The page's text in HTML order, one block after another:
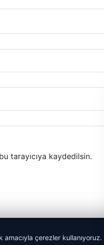
tarayıcıya kaydedilsin.
amacıyla çerezler kullanıyoruz.